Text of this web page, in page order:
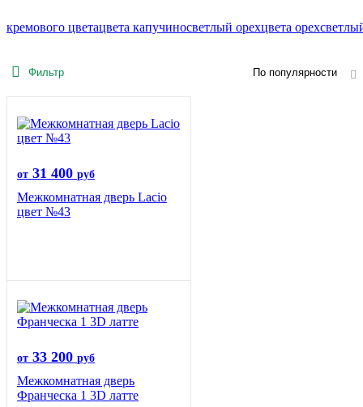
кремового цветацвета капучиносветлый орехцвета орех
Фильтр По популярности
от 31 400 руб
Межкомнатная дверь Lacio
цвет №43
от 33 200 руб
Межкомнатная дверь
Франческа 1 3D латте